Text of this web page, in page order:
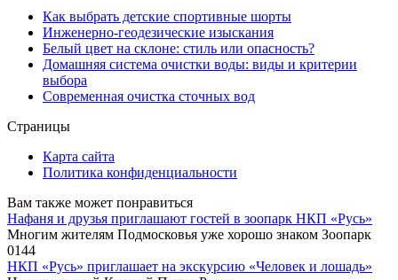
Как выбрать детские спортивные шорты
Инженерно-геодезические изыскания
Белый цвет на склоне: стиль или опасность?
Домашняя система очистки воды: виды и критерии
выбора
Современная очистка сточных вод
Страницы
Карта сайта
Политика конфиденциальности
Вам также может понравиться
Нафаня и друзья приглашают гостей в зоопарк НКП «Русь»
Многим жителям Подмосковья уже хорошо знаком Зоопарк
0144
НКП «Русь» приглашает на экскурсию «Человек и лошадь»